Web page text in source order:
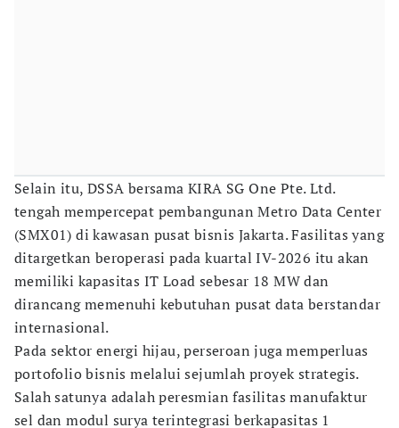
Selain itu, DSSA bersama KIRA SG One Pte. Ltd.
tengah mempercepat pembangunan Metro Data Center
(SMX01) di kawasan pusat bisnis Jakarta. Fasilitas yang
ditargetkan beroperasi pada kuartal IV-2026 itu akan
memiliki kapasitas IT Load sebesar 18 MW dan
dirancang memenuhi kebutuhan pusat data berstandar
internasional.
Pada sektor energi hijau, perseroan juga memperluas
portofolio bisnis melalui sejumlah proyek strategis.
Salah satunya adalah peresmian fasilitas manufaktur
sel dan modul surya terintegrasi berkapasitas 1